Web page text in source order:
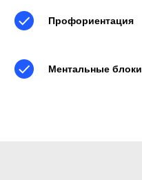
Профориентация
Ментальные блоки